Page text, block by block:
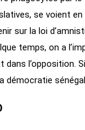
se voient
sur la loi
temps, on a
dans l’opposition.
démocratie